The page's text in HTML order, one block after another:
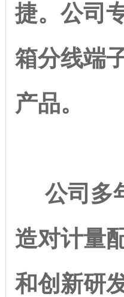
捷。公司
箱分线端
产品。
公司多
造对计量
和创新研